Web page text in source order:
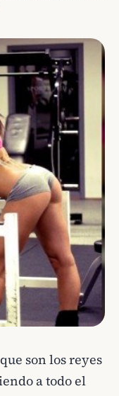
son los reyes
a todo el